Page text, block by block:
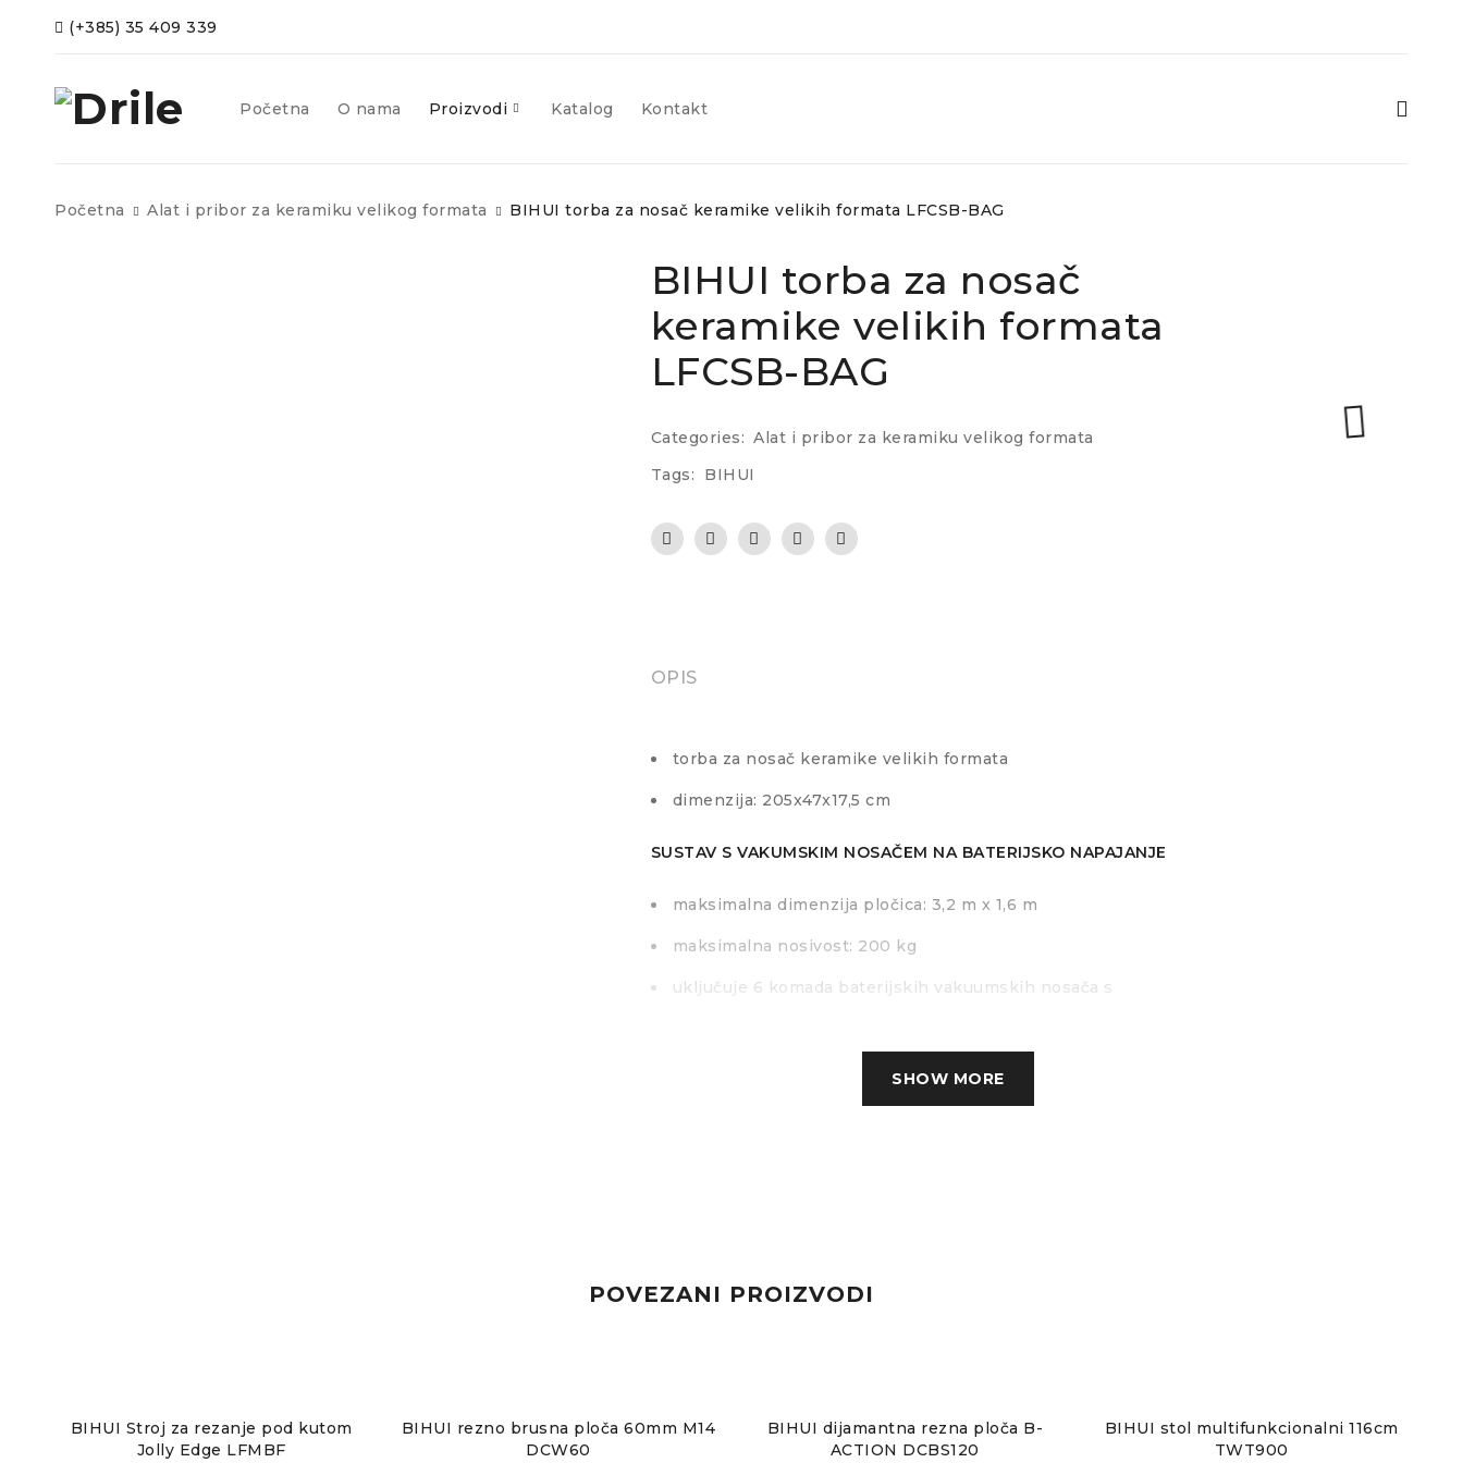
(+385) 35 409 339
Početna O nama Proizvodi Katalog Kontakt
Početna Alat i pribor za keramiku velikog formata BIHUI torba za nosač keramike velikih formata LFCSB-BAG
BIHUI torba za nosač
keramike velikih formata
LFCSB-BAG
Categories: Alat i pribor za keramiku velikog formata
Tags:
BIHUI
OPIS
torba za nosač keramike velikih formata
dimenzija: 205x47x17,5 cm
SUSTAV S VAKUMSKIM NOSAČEM NA BATERIJSKO NAPAJANJE
maksimalna dimenzija pločica: 3,2 m x 1,6 m
maksimalna nosivost: 200 kg
uključuje 6 komada baterijskih vakuumskih nosača s
modularni, zamjenjivi sustav koji omogućuje fleksibilan
raspored vakumskih nosača
SHOW MORE
POVEZANI PROIZVODI
BIHUI Stroj za rezanje pod kutom
Jolly Edge LFMBF
BIHUI rezno brusna ploča 60mm M14
DCW60
BIHUI dijamantna rezna ploča B-
ACTION DCBS120
BIHUI stol multifunkcionalni 116cm
TWT900